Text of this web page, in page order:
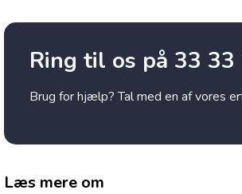
Ring til os på 33 33
Brug for hjælp? Tal med en af vores
Læs mere om